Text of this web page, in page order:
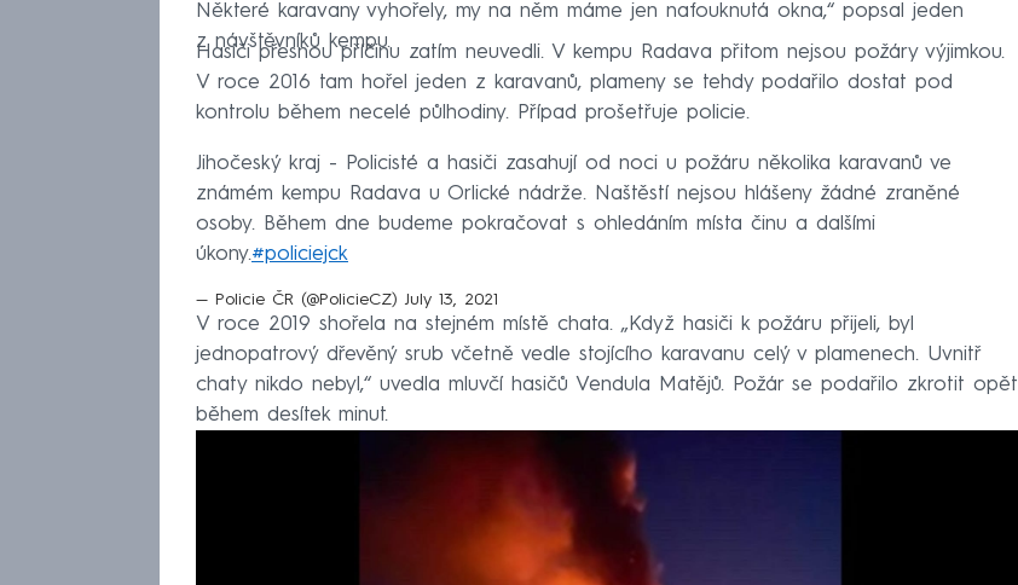
Některé karavany vyhořely, my na něm máme jen nafouknutá okna,“ popsal jeden
z návštěvníků kempu.
Hasiči přesnou příčinu zatím neuvedli. V kempu Radava přitom nejsou požáry výjimkou.
V roce 2016 tam hořel jeden z karavanů, plameny se tehdy podařilo dostat pod
kontrolu během necelé půlhodiny. Případ prošetřuje policie.
Jihočeský kraj - Policisté a hasiči zasahují od noci u požáru několika karavanů ve
známém kempu Radava u Orlické nádrže. Naštěstí nejsou hlášeny žádné zraněné
osoby. Během dne budeme pokračovat s ohledáním místa činu a dalšími
úkony.#policiejck
— Policie ČR (@PolicieCZ) July 13, 2021
V roce 2019 shořela na stejném místě chata. „Když hasiči k požáru přijeli, byl
jednopatrový dřevěný srub včetně vedle stojícího karavanu celý v plamenech. Uvnitř
chaty nikdo nebyl,“ uvedla mluvčí hasičů Vendula Matějů. Požár se podařilo zkrotit opět
během desítek minut.